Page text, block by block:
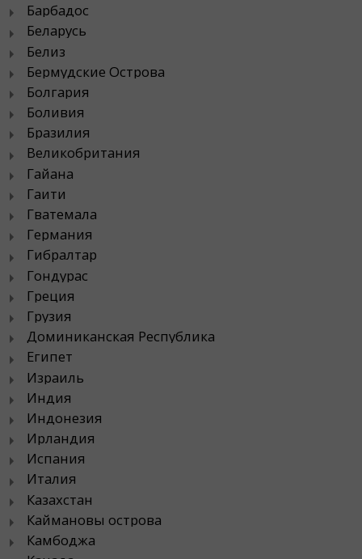
Барбадос
Беларусь
Белиз
Бермудские Острова
Болгария
Боливия
Бразилия
Великобритания
Гайана
Гаити
Гватемала
Германия
Гибралтар
Гондурас
Греция
Грузия
Доминиканская Республика
Египет
Израиль
Индия
Индонезия
Ирландия
Испания
Италия
Казахстан
Каймановы острова
Камбоджа